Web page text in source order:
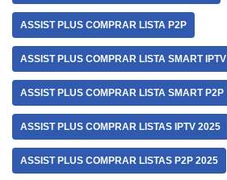
ASSIST PLUS COMPRAR LISTA P2P
ASSIST PLUS COMPRAR LISTA SMART IPTV
ASSIST PLUS COMPRAR LISTA SMART P2P
ASSIST PLUS COMPRAR LISTAS IPTV 2025
ASSIST PLUS COMPRAR LISTAS P2P 2025